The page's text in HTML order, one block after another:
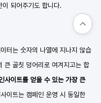
되어주기도 합니다.
터는 숫자의 나열에 지나지 않습
큰 골칫 덩어리로 여겨지고는 합
사이트를 얻을 수 있는 가장 큰
이트는 캠페인 운영 시 동일한